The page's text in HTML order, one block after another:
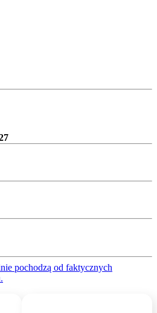
pochodzą od faktycznych